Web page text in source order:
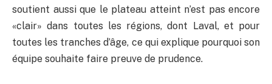
soutient aussi que le plateau atteint n’est pas encore
«clair» dans toutes les régions, dont Laval, et pour
toutes les tranches d’âge, ce qui explique pourquoi son
équipe souhaite faire preuve de prudence.